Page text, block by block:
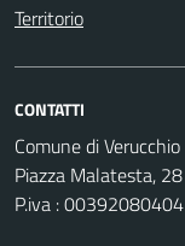
Territorio
CONTATTI
Comune di Verucchio
Piazza Malatesta, 28
P.iva : 00392080404